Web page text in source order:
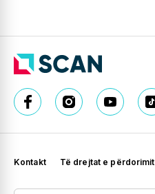
Kontakt Të drejtat e përdorimit